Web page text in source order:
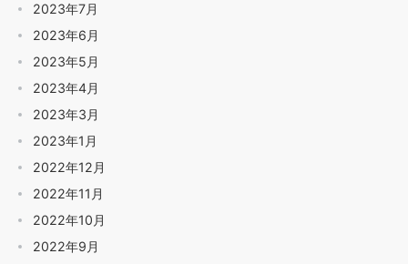
2023年7月
2023年6月
2023年5月
2023年4月
2023年3月
2023年1月
2022年12月
2022年11月
2022年10月
2022年9月